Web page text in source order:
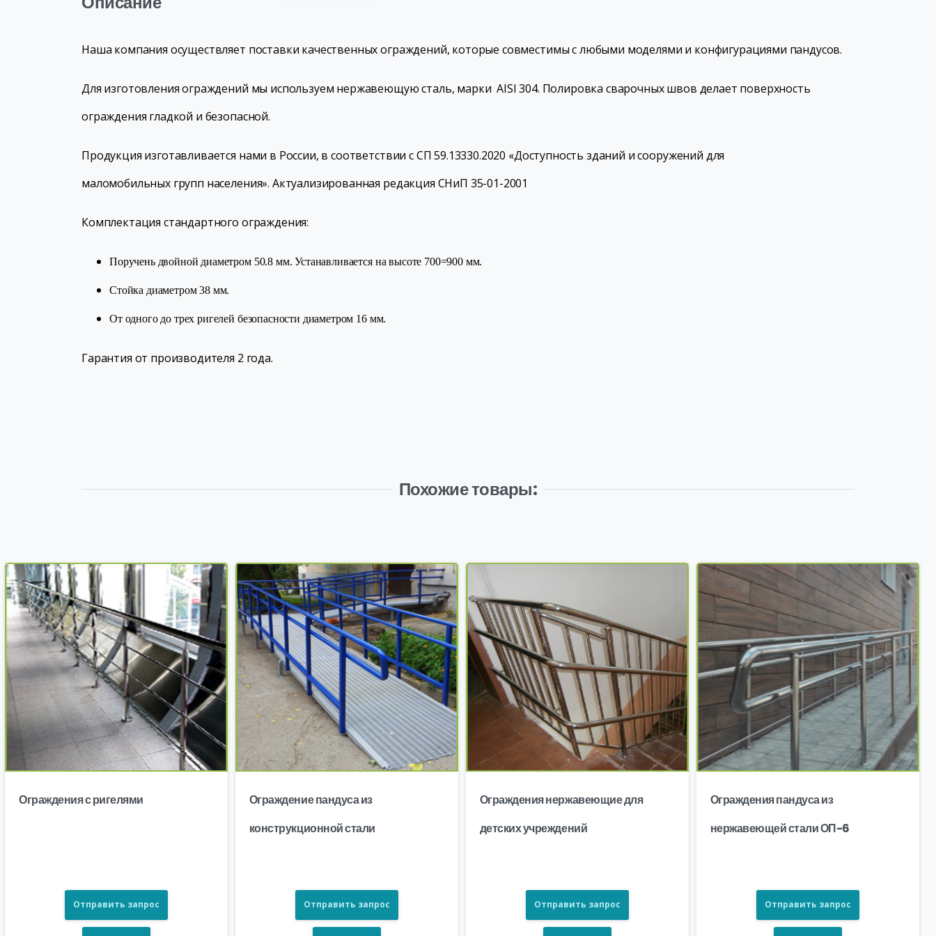
Наша компания осуществляет поставки качественных ограждений, которые совместимы с любыми моделями и конфигурациями пандусов.
Для изготовления ограждений мы используем нержавеющую сталь, марки AISI 304. Полировка сварочных швов делает поверхность
ограждения гладкой и безопасной.
Продукция изготавливается нами в России, в соответствии с СП 59.13330.2020 «Доступность зданий и сооружений для
маломобильных групп населения». Актуализированная редакция СНиП 35-01-2001
Комплектация стандартного ограждения:
Поручень двойной диаметром 50.8 мм. Устанавливается на высоте 700=900 мм.
Стойка диаметром 38 мм.
От одного до трех ригелей безопасности диаметром 16 мм.
Гарантия от производителя 2 года.
Похожие товары:
Ограждения с ригелями
Отправить запрос
Ограждение пандуса из
конструкционной стали
Отправить запрос
Ограждения нержавеющие для
детских учреждений
Отправить запрос
Ограждения пандуса из
нержавеющей стали ОП-6
Отправить запрос